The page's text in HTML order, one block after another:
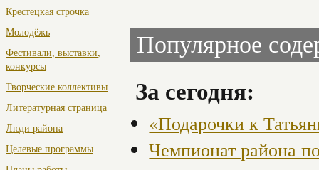
Крестецкая строчка
Молодёжь
Фестивали, выставки,
конкурсы
Творческие коллективы
Литературная страница
Люди района
Целевые программы
Популярное
За сегодня:
«Подарочки к
Чемпионат района